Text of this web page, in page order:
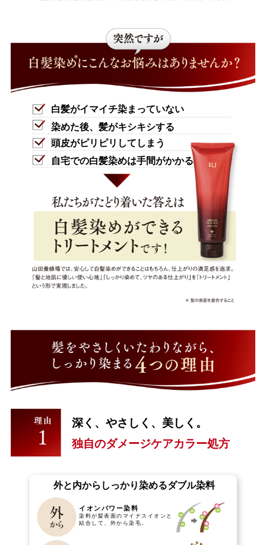
白髪がイマイチ染まっていない
染めた後、髪がキシキシする
頭皮がピリピリしてしまう
自宅での白髪染めは手間がかかる
深く、やさしく、美しく。
独自のダメージケアカラー処方
外と内からしっかり染めるダブル染料
イオンパワー染料
染料が髪表面のマイナスイオンと
結合して、外から染毛。